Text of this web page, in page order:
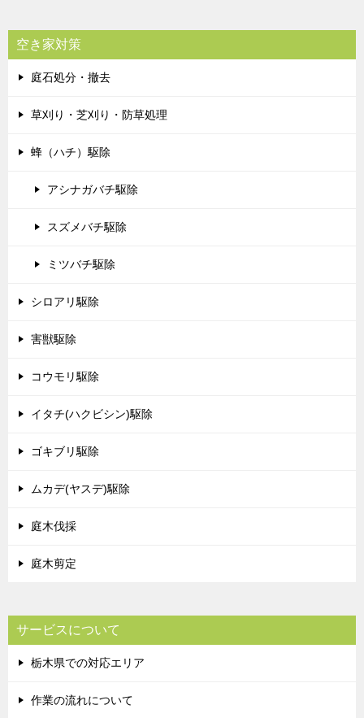
空き家対策
庭石処分・撤去
草刈り・芝刈り・防草処理
蜂（ハチ）駆除
アシナガバチ駆除
スズメバチ駆除
ミツバチ駆除
シロアリ駆除
害獣駆除
コウモリ駆除
イタチ(ハクビシン)駆除
ゴキブリ駆除
ムカデ(ヤスデ)駆除
庭木伐採
庭木剪定
サービスについて
栃木県での対応エリア
作業の流れについて